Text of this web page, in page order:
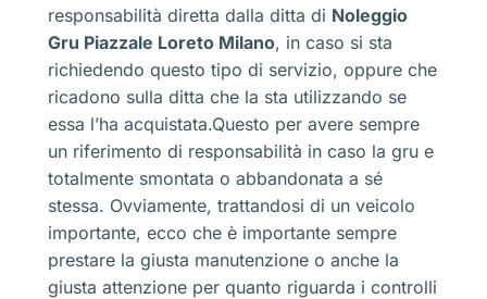
responsabilità diretta dalla ditta di Noleggio
Gru Piazzale Loreto Milano, in caso si sta
richiedendo questo tipo di servizio, oppure che
ricadono sulla ditta che la sta utilizzando se
essa l’ha acquistata.Questo per avere sempre
un riferimento di responsabilità in caso la gru e
totalmente smontata o abbandonata a sé
stessa. Ovviamente, trattandosi di un veicolo
importante, ecco che è importante sempre
prestare la giusta manutenzione o anche la
giusta attenzione per quanto riguarda i controlli